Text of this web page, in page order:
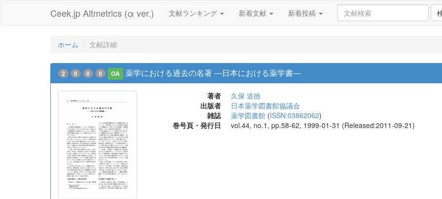
Ceek.jp Altmetrics (α ver.) 文献ランキング 新着文献 新着投稿
ホーム 文献詳細
2 0 0 0 OA 薬学における過去の名著 ―日本における薬学書―
著者
久保 道徳
出版者
日本薬学図書館協議会
雑誌
薬学図書館 (ISSN:03862062)
巻号頁・発行日
vol.44, no.1, pp.58-62, 1999-01-31 (Released:2011-09-21)